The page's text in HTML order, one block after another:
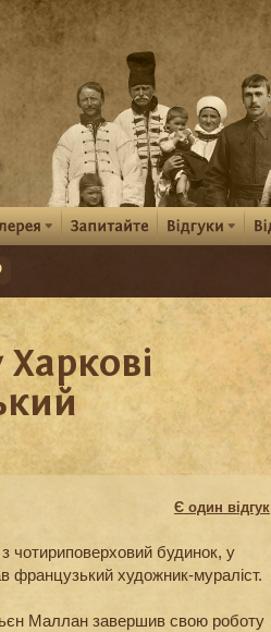
Є один відгук
чотириповерховий будинок, у
французький художник-мураліст.
Маллан завершив свою роботу